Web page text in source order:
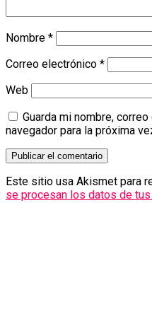
Nombre *
Correo electrónico *
Web
Guarda mi nombre,
navegador para la próxima
Este sitio usa Akismet para
se procesan los datos de